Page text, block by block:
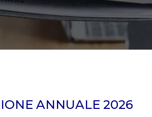
ANNUALE 2026